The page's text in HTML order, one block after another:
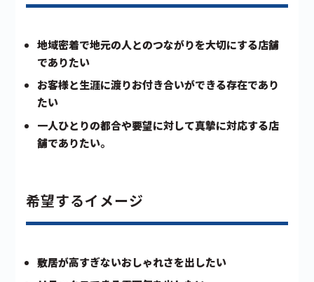
地域密着で地元の人とのつながりを大切にする店舗
でありたい
お客様と生涯に渡りお付き合いができる存在であり
たい
一人ひとりの都合や要望に対して真摯に対応する店
舗でありたい。
希望するイメージ
敷居が高すぎないおしゃれさを出したい